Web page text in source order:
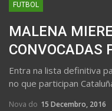
FUTBOL
MALENA
CONVOCADAS
Entra na lista definitiva
no que participan
Nova do 15 Decembro, 2016